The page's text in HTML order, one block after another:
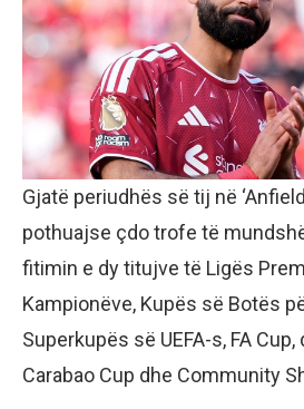
Gjatë periudhës së tij në
pothuajse çdo trofe të
fitimin e dy titujve të Ligës
Kampionëve, Kupës së Botës
Superkupës së UEFA-s, FA
Carabao Cup dhe Community